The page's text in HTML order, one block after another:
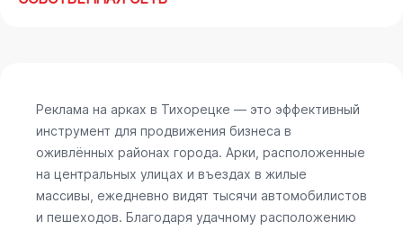
Реклама на арках в Тихорецке — это эффективный
инструмент для продвижения бизнеса в
оживлённых районах города. Арки, расположенные
на центральных улицах и въездах в жилые
массивы, ежедневно видят тысячи автомобилистов
и пешеходов. Благодаря удачному расположению